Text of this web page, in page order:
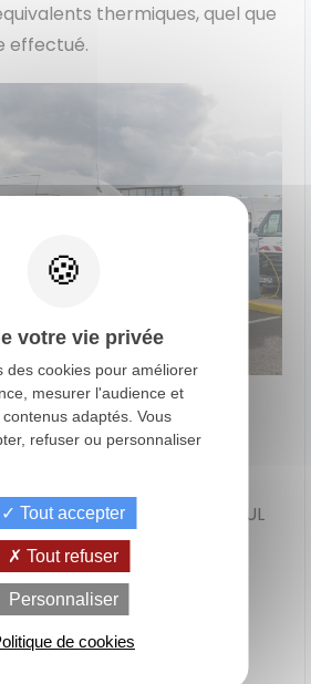
votreLe crédit
classique
thermiques, quel que
effectué.
2025
pour l'achat de VUL
par un dispositif de
d'énergie (CEE)
aides financières
les modalités précises
particulière pour en
votre vie privée
des cookies pour améliorer
mesurer l'audience et
adaptés. Vous
refuser ou personnaliser
Tout accepter
Tout refuser
Personnaliser
de cookies